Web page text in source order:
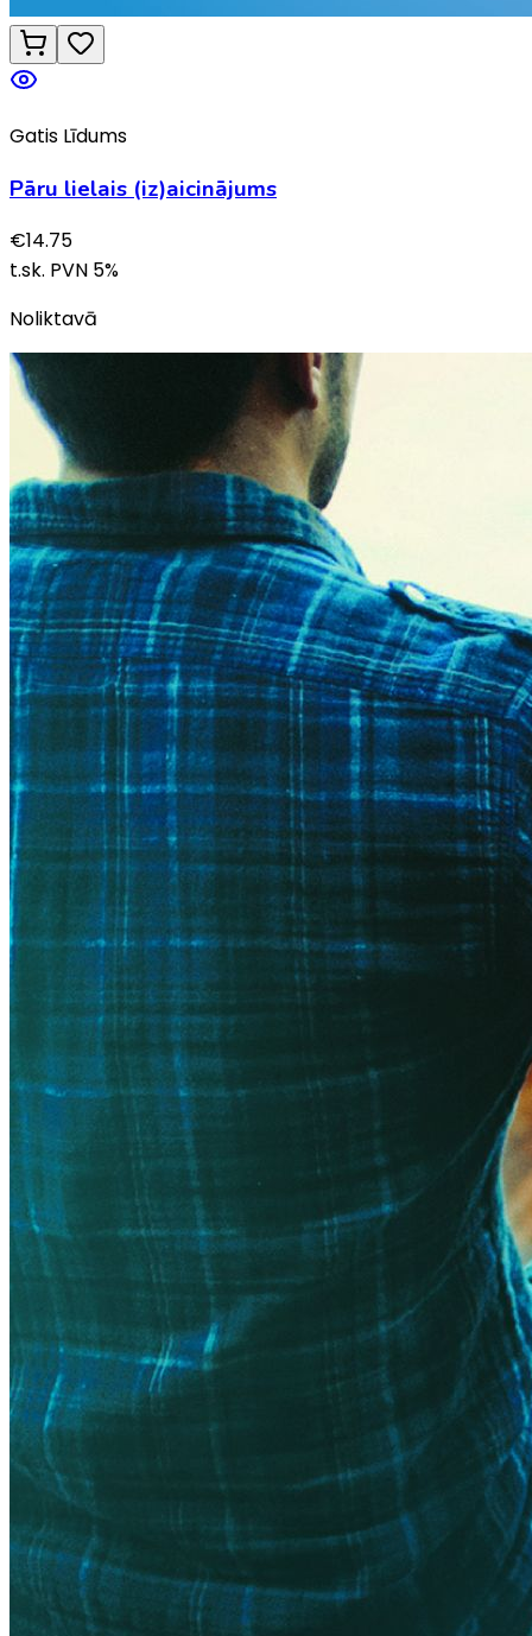
Gatis Līdums
Pāru lielais (iz)aicinājums
€14.75
t.sk. PVN 5%
Noliktavā